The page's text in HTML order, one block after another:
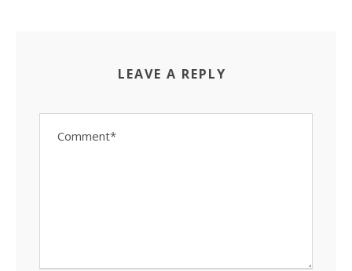
LEAVE A REPLY